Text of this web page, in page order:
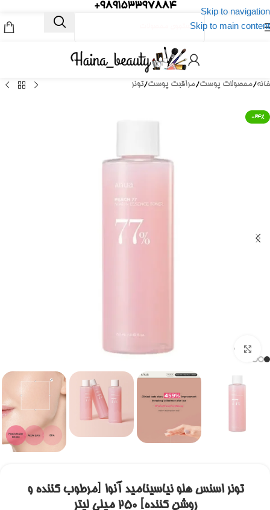
Skip to navigation
Skip to main content
989153397884+
خانه/محصولات پوست/مراقبت پوست/تونر
-24%
برای بزرگنمایی کلیک کنید
تونر اسنس هلو نیاسینامید آنوا [مرطوب کننده و
روشن کننده] 250 میلی لیتر